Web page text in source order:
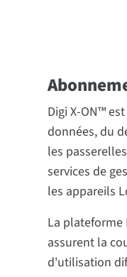
Digi X-ON™
données, du
les
services de
les appareils
La plateforme
assurent la
d'utilisation